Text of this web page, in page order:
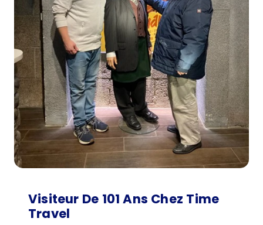
Visiteur De 101 Ans Chez Time
Travel